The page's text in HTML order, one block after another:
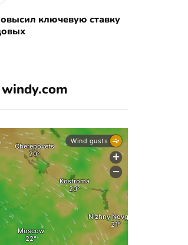
ключевую ставку